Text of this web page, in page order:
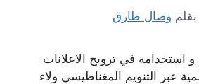
بقلم وصال طارق
و استخدامه في ترويج الاعلانات
عبر التنويم المغناطيسي ولاء